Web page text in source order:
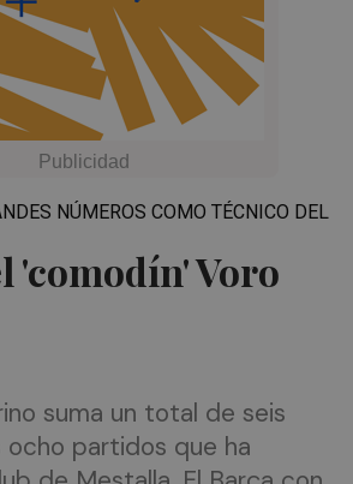
'comodín' Voro
NÚMEROS COMO TÉCNICO DEL
suma un total de seis
ocho partidos que ha